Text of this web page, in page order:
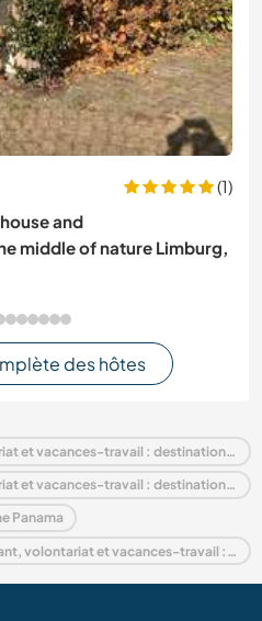
(1)
and
middle of nature Limburg,
des hôtes
Séjours chez l'habitant, volontariat et vacances-travail : destination Panama
Séjours chez l'habitant, volontariat et vacances-travail : destination Amérique centrale
Panama
Last minute Séjours chez l'habitant, volontariat et vacances-travail : destination Panama